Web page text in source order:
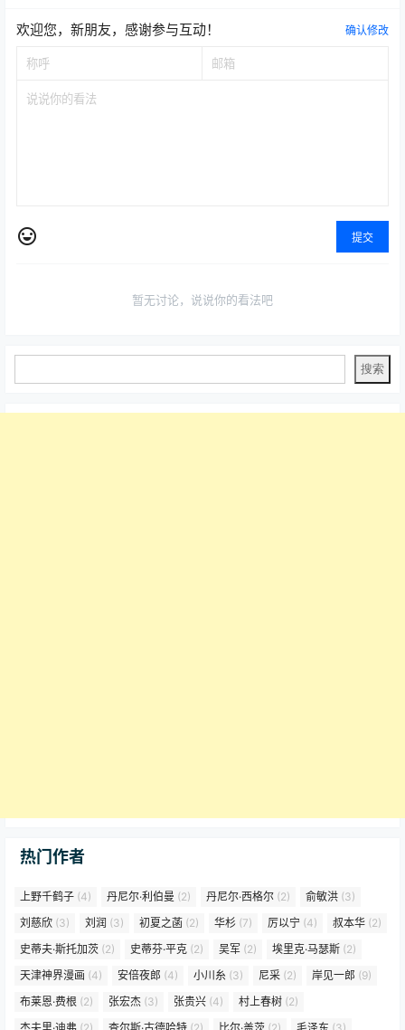
欢迎您，新朋友，感谢参与互动！ 确认修改
提交
暂无讨论，说说你的看法吧
热门作者
上野千鹤子 (4) 丹尼尔·利伯曼 (2) 丹尼尔·西格尔 (2) 俞敏洪 (3)
刘慈欣 (3) 刘润 (3) 初夏之菡 (2) 华杉 (7) 厉以宁 (4) 叔本华 (2)
史蒂夫·斯托加茨 (2) 史蒂芬·平克 (2) 吴军 (2) 埃里克·马瑟斯 (2)
天津神界漫画 (4) 安倍夜郎 (4) 小川糸 (3) 尼采 (2) 岸见一郎 (9)
布莱恩·费根 (2) 张宏杰 (3) 张贵兴 (4) 村上春树 (2)